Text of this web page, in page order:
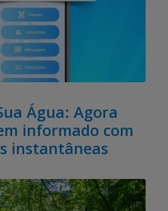
Água: Agora
informado com
instantâneas